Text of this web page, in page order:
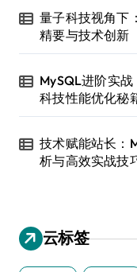
量子科技视角下
精要与技术创新
MySQL进阶实
科技性能优化秘
技术赋能站长：
析与高效实战技
云标签